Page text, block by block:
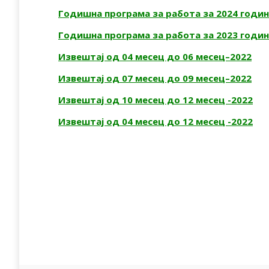
Годишна програма за работа за 2024
Годишна програма за работа за 2023
Извештај од 04 месец до 06 месец–2022
Извештај од 07 месец до 09 месец–2022
Извештај од 10 месец до 12 месец -2022
Извештај од 04 месец до 12 месец -2022